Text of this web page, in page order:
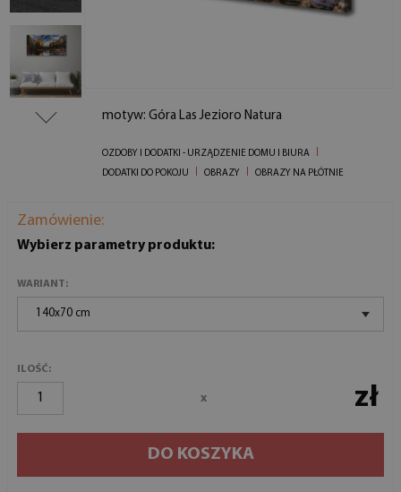
motyw: Góra Las Jezioro Natura
OZDOBY I DODATKI - URZĄDZENIE DOMU I BIURA
DODATKI DO POKOJU
OBRAZY OBRAZY NA PŁÓTNIE
Zamówienie:
Wybierz parametry produktu:
WARIANT:
140x70 cm
ILOŚĆ:
x zł
DO KOSZYKA